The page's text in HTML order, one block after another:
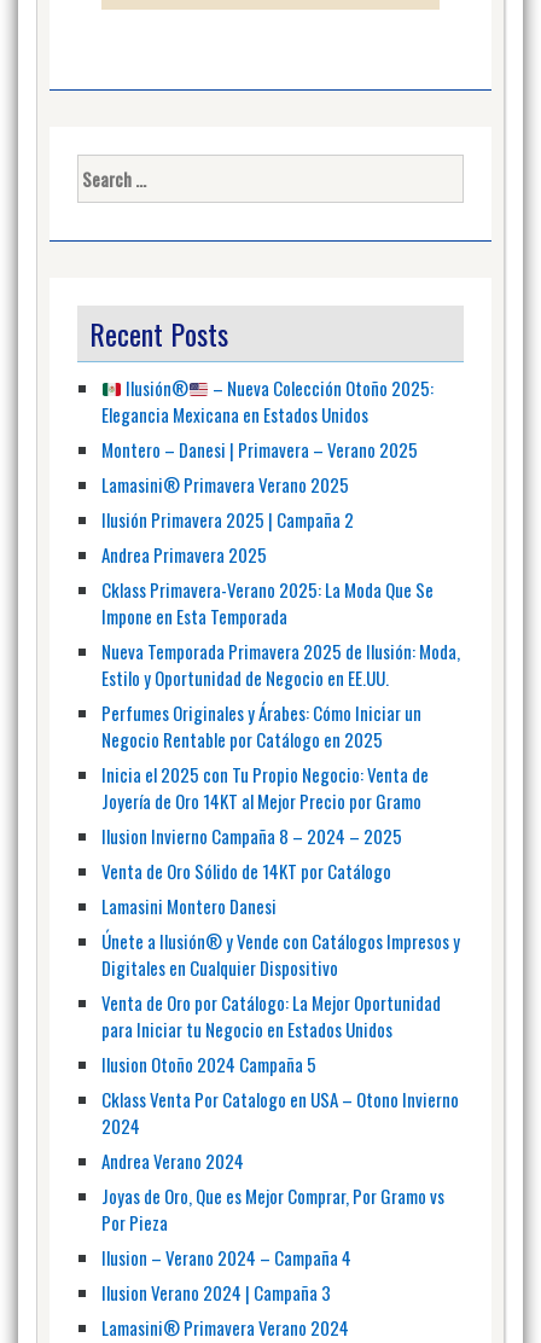
Search
for:
Recent Posts
Ilusión®️
– Nueva Colección Otoño 2025:
Elegancia Mexicana en Estados Unidos
Montero – Danesi | Primavera – Verano 2025
Lamasini® Primavera Verano 2025
Ilusión Primavera 2025 | Campaña 2
Andrea Primavera 2025
Cklass Primavera-Verano 2025: La Moda Que Se
Impone en Esta Temporada
Nueva Temporada Primavera 2025 de Ilusión: Moda,
Estilo y Oportunidad de Negocio en EE.UU.
Perfumes Originales y Árabes: Cómo Iniciar un
Negocio Rentable por Catálogo en 2025
Inicia el 2025 con Tu Propio Negocio: Venta de
Joyería de Oro 14KT al Mejor Precio por Gramo
Ilusion Invierno Campaña 8 – 2024 – 2025
Venta de Oro Sólido de 14KT por Catálogo
Lamasini Montero Danesi
Únete a Ilusión® y Vende con Catálogos Impresos y
Digitales en Cualquier Dispositivo
Venta de Oro por Catálogo: La Mejor Oportunidad
para Iniciar tu Negocio en Estados Unidos
Ilusion Otoño 2024 Campaña 5
Cklass Venta Por Catalogo en USA – Otono Invierno
2024
Andrea Verano 2024
Joyas de Oro, Que es Mejor Comprar, Por Gramo vs
Por Pieza
Ilusion – Verano 2024 – Campaña 4
Ilusion Verano 2024 | Campaña 3
Lamasini®️ Primavera Verano 2024